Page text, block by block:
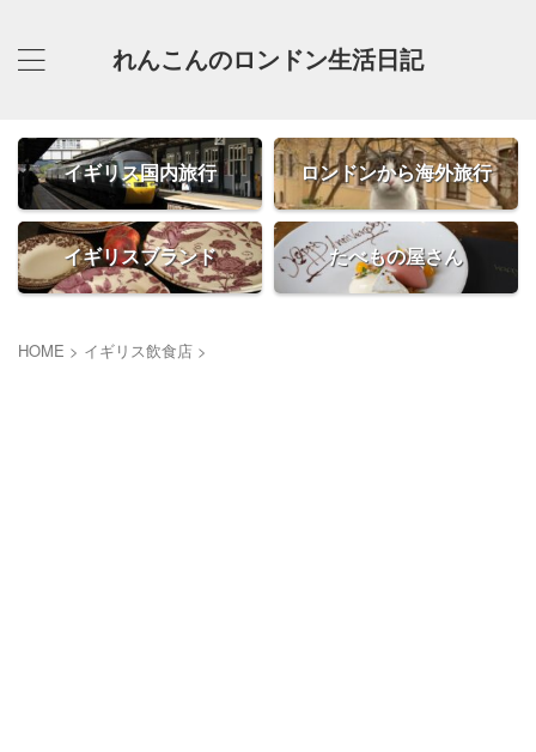
れんこんのロンドン生活日記
イギリス国内旅行 ロンドンから海外旅行
イギリスブランド たべもの屋さん
HOME > イギリス飲食店 >